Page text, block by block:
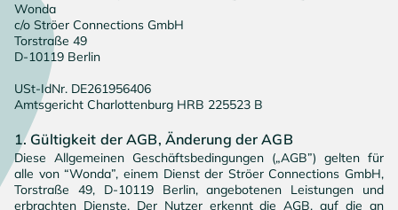
Wonda
c/o Ströer Connections GmbH
Torstraße 49
D-10119 Berlin
USt-IdNr. DE261956406
Amtsgericht Charlottenburg HRB 225523 B
1. Gültigkeit der AGB, Änderung der AGB
Diese Allgemeinen Geschäftsbedingungen („AGB”) gelten für
alle von “Wonda”, einem Dienst der Ströer Connections GmbH,
Torstraße 49, D-10119 Berlin, angebotenen Leistungen und
erbrachten Dienste. Der Nutzer erkennt die AGB, auf die an